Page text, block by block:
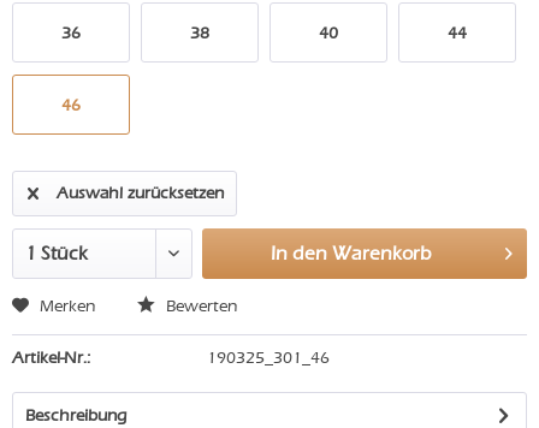
36 38 40 44
46
Auswahl zurücksetzen
In den Warenkorb
Merken Bewerten
Artikel-Nr.: 190325_301_46
Beschreibung